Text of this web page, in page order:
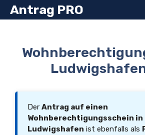
Zum
InhaltAntrag PRO
Der Antrag auf einen
Wohnberechtigungsschein in
Ludwigshafen ist ebenfalls als